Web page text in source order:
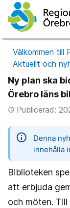
Välkommen till
Aktuellt och
Ny plan ska
Örebro läns
access_timePublicerad:
Denna
innehålla
Biblioteken
att erbjuda
och möten.